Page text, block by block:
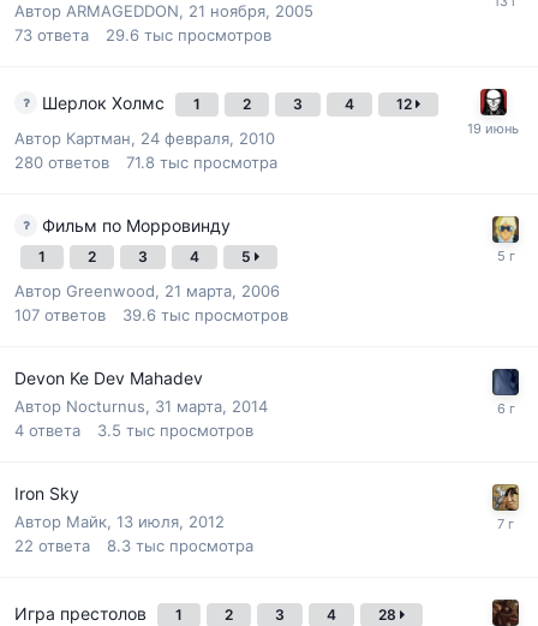
Автор ARMAGEDDON, 21 ноября, 2005
73 ответа 29.6 тыс просмотров
Шерлок Холмс 1 2 3 4 12
Автор Картман, 24 февраля, 2010
280 ответов 71.8 тыс просмотра
Фильм по Морровинду
1 2 3 4 5
Автор Greenwood, 21 марта, 2006
107 ответов 39.6 тыс просмотров
Devon Ke Dev Mahadev
Автор Nocturnus, 31 марта, 2014
4 ответа 3.5 тыс просмотров
Iron Sky
Автор Майк, 13 июля, 2012
22 ответа 8.3 тыс просмотра
Игра престолов 1 2 3 4 28